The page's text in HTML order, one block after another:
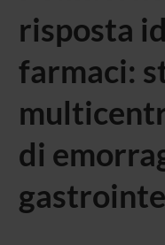
risposta
farmaci:
di